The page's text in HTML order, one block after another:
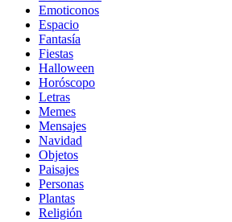
Emoticonos
Espacio
Fantasía
Fiestas
Halloween
Horóscopo
Letras
Memes
Mensajes
Navidad
Objetos
Paisajes
Personas
Plantas
Religión